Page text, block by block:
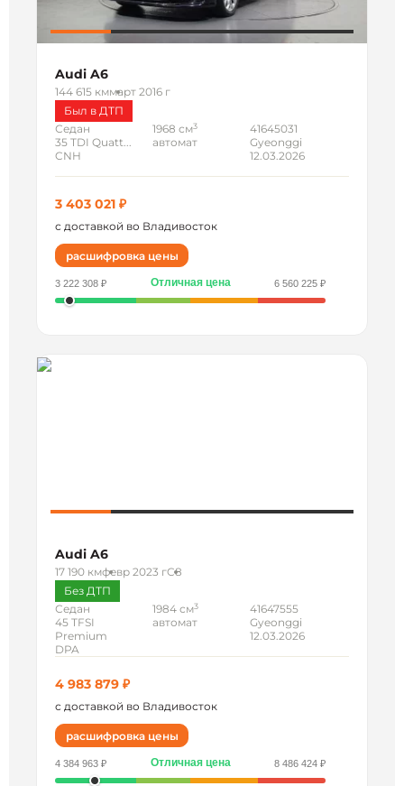
Audi A6
144 615 кммарт 2016 г
Был в ДТП
Седан
35 TDI Quatt...
CNH
1968 см3
автомат
41645031
Gyeonggi
12.03.2026
3 403 021 ₽
с доставкой во Владивосток
расшифровка цены
3 222 308 ₽ Отличная цена 6 560 225 ₽
Audi A6
17 190 кмфевр 2023 гC8
Без ДТП
Седан
45 TFSI
Premium
DPA
1984 см3
автомат
41647555
Gyeonggi
12.03.2026
4 983 879 ₽
с доставкой во Владивосток
расшифровка цены
4 384 963 ₽ Отличная цена 8 486 424 ₽